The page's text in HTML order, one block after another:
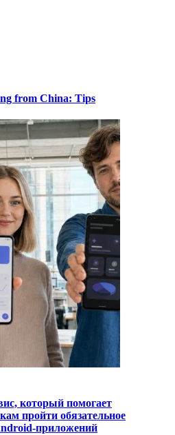
from China: Tips
который помогает
пройти обязательное
приложений